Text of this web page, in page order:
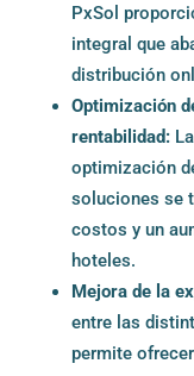
PxSol
integral que
distribución
Optimización
rentabilidad:La
optimización
soluciones se
costos y un
hoteles.
Mejora de la
entre las
permite